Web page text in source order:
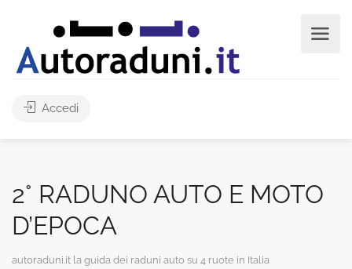
Accedi
2° RADUNO AUTO E MOTO
D’EPOCA
autoraduni.it la guida dei raduni auto su 4 ruote in Italia